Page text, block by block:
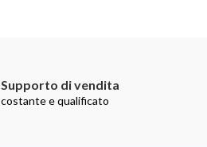
Supporto di vendita
costante e qualificato